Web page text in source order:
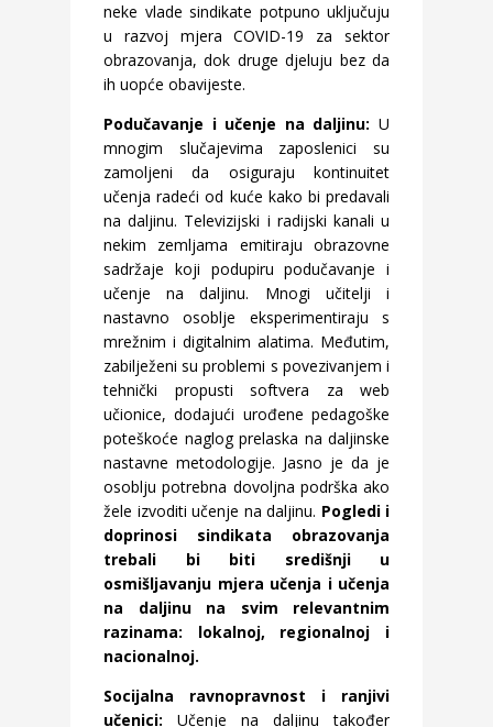
neke vlade sindikate potpuno uključuju
u razvoj mjera COVID-19 za sektor
obrazovanja, dok druge djeluju bez da
ih uopće obavijeste.
Podučavanje i učenje na daljinu: U
mnogim slučajevima zaposlenici su
zamoljeni da osiguraju kontinuitet
učenja radeći od kuće kako bi predavali
na daljinu. Televizijski i radijski kanali u
nekim zemljama emitiraju obrazovne
sadržaje koji podupiru podučavanje i
učenje na daljinu. Mnogi učitelji i
nastavno osoblje eksperimentiraju s
mrežnim i digitalnim alatima. Međutim,
zabilježeni su problemi s povezivanjem i
tehnički propusti softvera za web
učionice, dodajući urođene pedagoške
poteškoće naglog prelaska na daljinske
nastavne metodologije. Jasno je da je
osoblju potrebna dovoljna podrška ako
žele izvoditi učenje na daljinu. Pogledi i
doprinosi sindikata obrazovanja
trebali bi biti središnji u
osmišljavanju mjera učenja i učenja
na daljinu na svim relevantnim
razinama: lokalnoj, regionalnoj i
nacionalnoj.
Socijalna ravnopravnost i ranjivi
učenici: Učenje na daljinu također